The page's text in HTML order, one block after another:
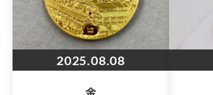
2025.08.08
金